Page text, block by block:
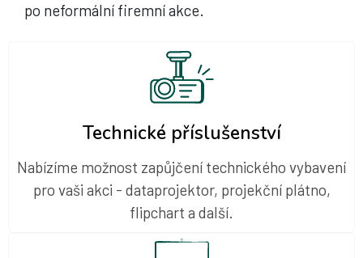
po neformální firemní akce.
Technické příslušenství
Nabízíme možnost zapůjčení technického vybavení
pro vaši akci - dataprojektor, projekční plátno,
flipchart a další.